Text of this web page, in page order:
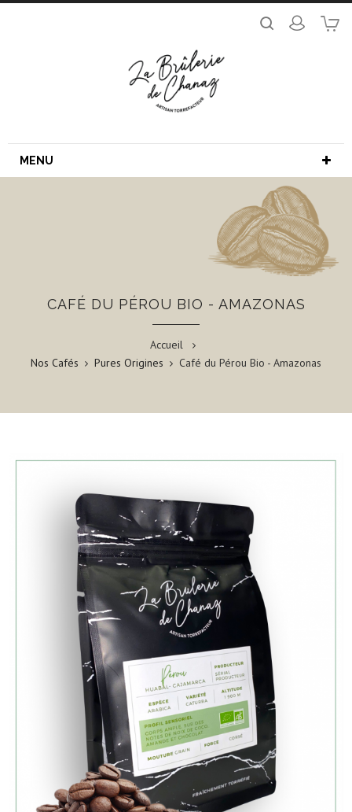
MENU
CAFÉ DU PÉROU BIO - AMAZONAS
Accueil
Nos Cafés
Pures Origines Café du Pérou Bio - Amazonas